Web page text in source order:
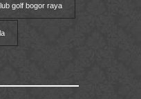
golf bogor raya